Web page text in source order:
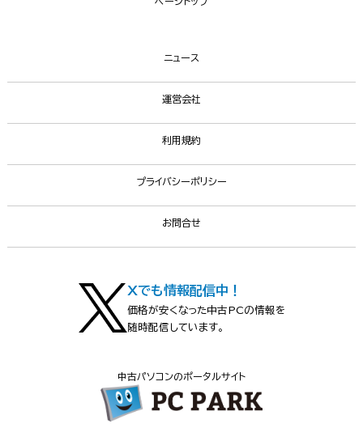
ニュース
運営会社
利用規約
プライバシーポリシー
お問合せ
Xでも情報配信中！
価格が安くなった中古PCの情報を
随時配信しています。
中古パソコンのポータルサイト